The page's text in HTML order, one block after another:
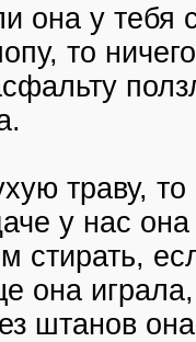
она у тебя
то
траву,
у нас
стирать,
она
штанов